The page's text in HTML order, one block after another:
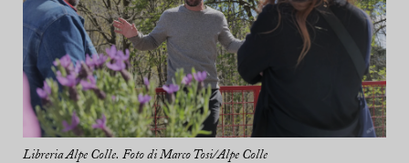
Libreria Alpe Colle. Foto di Marco Tosi/Alpe Colle